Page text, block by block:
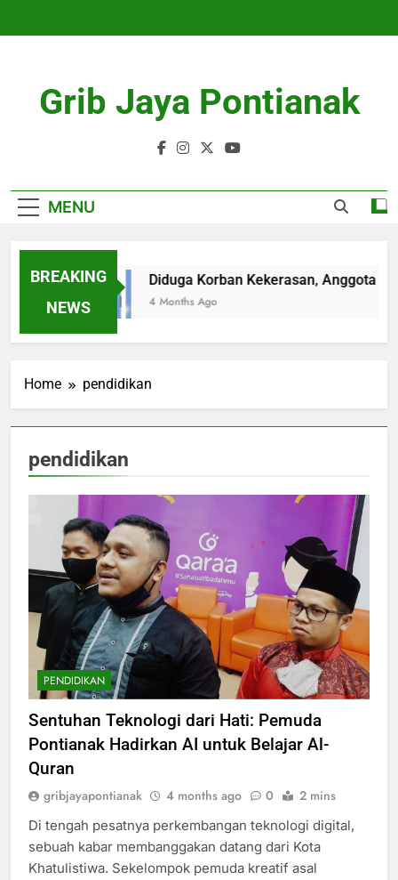
Grib Jaya Pontianak
MENU
BREAKING
NEWS
Diduga Korban Kekerasan, Anggota
4 Months Ago
Home pendidikan
pendidikan
PENDIDIKAN
Sentuhan Teknologi dari Hati: Pemuda
Pontianak Hadirkan AI untuk Belajar Al-
Quran
gribjayapontianak 4 months ago 0 2 mins
Di tengah pesatnya perkembangan teknologi digital,
sebuah kabar membanggakan datang dari Kota
Khatulistiwa. Sekelompok pemuda kreatif asal